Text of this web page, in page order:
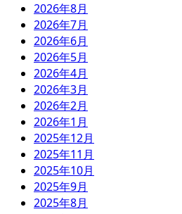
2026年8月
2026年7月
2026年6月
2026年5月
2026年4月
2026年3月
2026年2月
2026年1月
2025年12月
2025年11月
2025年10月
2025年9月
2025年8月